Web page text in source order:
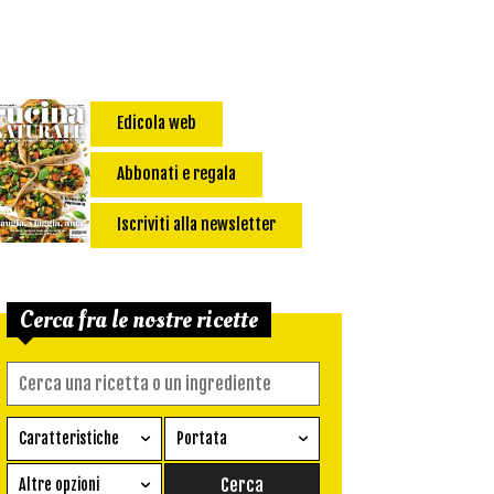
Edicola web
Abbonati e regala
Iscriviti alla newsletter
Cerca fra le nostre ricette
Caratteristiche
Ricetta vegetariana
Portata
Antipasto
Altre opzioni